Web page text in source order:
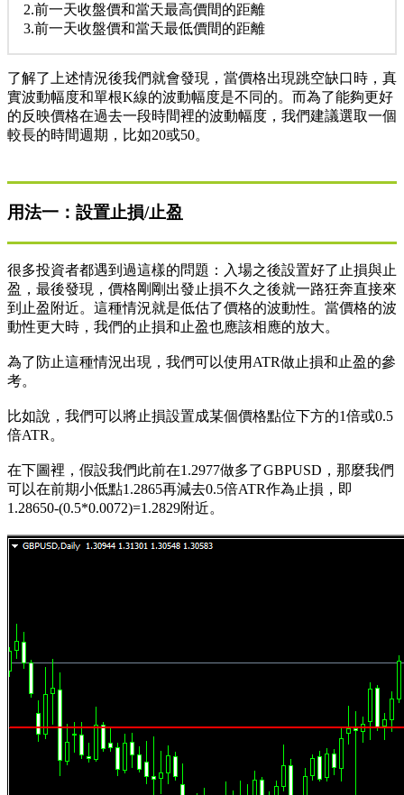
2.前一天收盤價和當天最高價間的距離
3.前一天收盤價和當天最低價間的距離
了解了上述情況後我們就會發現，當價格出現跳空缺口時，真
實波動幅度和單根K線的波動幅度是不同的。而為了能夠更好
的反映價格在過去一段時間裡的波動幅度，我們建議選取一個
較長的時間週期，比如20或50。
用法一：設置止損/止盈
很多投資者都遇到過這樣的問題：入場之後設置好了止損與止
盈，最後發現，價格剛剛出發止損不久之後就一路狂奔直接來
到止盈附近。這種情況就是低估了價格的波動性。當價格的波
動性更大時，我們的止損和止盈也應該相應的放大。
為了防止這種情況出現，我們可以使用ATR做止損和止盈的參
考。
比如說，我們可以將止損設置成某個價格點位下方的1倍或0.5
倍ATR。
在下圖裡，假設我們此前在1.2977做多了GBPUSD，那麼我們
可以在前期小低點1.2865再減去0.5倍ATR作為止損，即
1.28650-(0.5*0.0072)=1.2829附近。